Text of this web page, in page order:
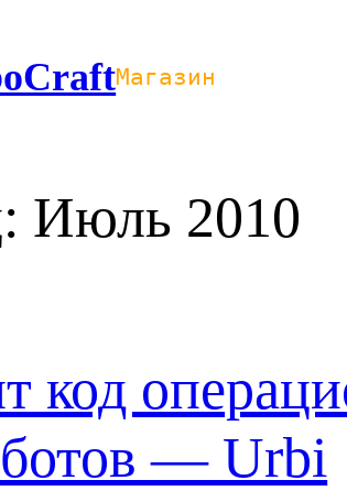
Магазин
Июль 2010
код
— Urbi